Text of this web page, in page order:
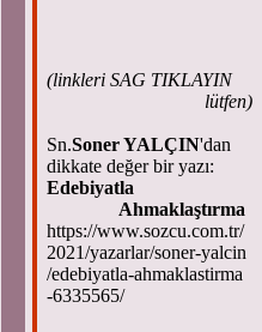
(linkleri SAG TIKLAYIN
lütfen)
Sn.Soner YALÇIN'dan
dikkate değer bir yazı:
Edebiyatla
Ahmaklaştırma
https://www.sozcu.com.tr/
2021/yazarlar/soner-yalcin
/edebiyatla-ahmaklastirma
-6335565/